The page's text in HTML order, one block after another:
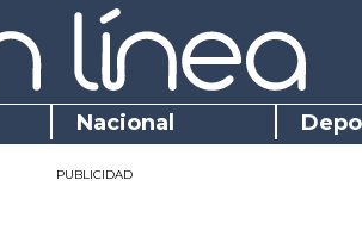
Nacional
PUBLICIDAD